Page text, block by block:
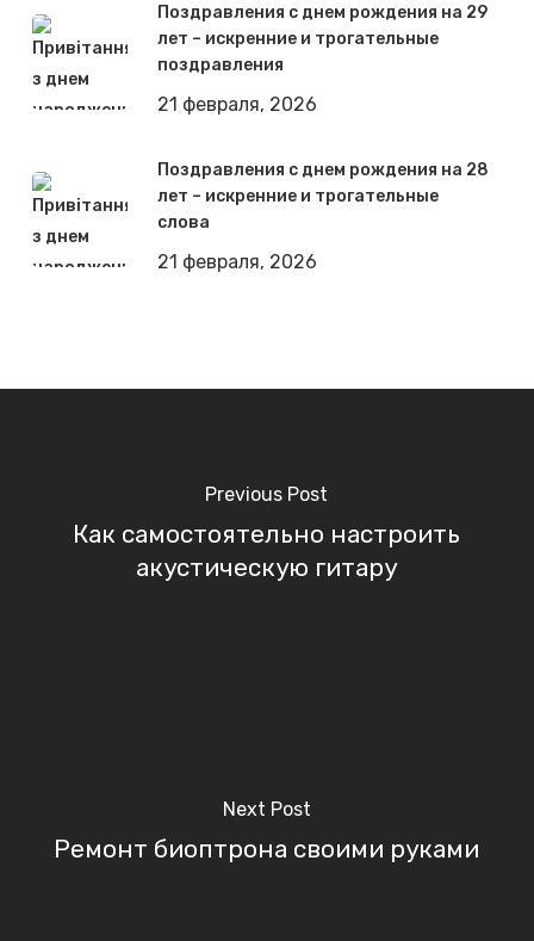
Поздравления с днем рождения на 29
лет – искренние и трогательные
поздравления
21 февраля, 2026
Поздравления с днем рождения на 28
лет – искренние и трогательные
слова
21 февраля, 2026
Previous Post
Как самостоятельно настроить
акустическую гитару
Next Post
Ремонт биоптрона своими руками